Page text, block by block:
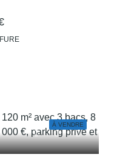
À VENDRE